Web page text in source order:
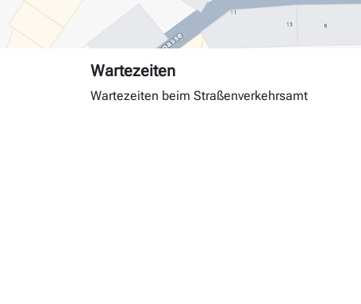
Wartezeiten
Wartezeiten beim Straßenverkehrsamt